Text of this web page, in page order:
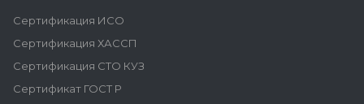
Сертификация ИСО
Сертификация ХАССП
Сертификация СТО КУЗ
Сертификат ГОСТ Р